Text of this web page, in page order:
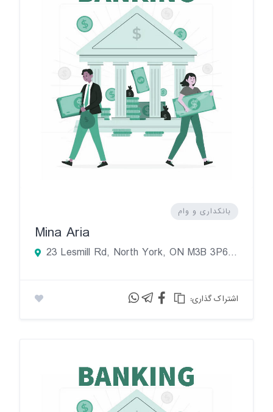
بانکداری و وام
Mina Aria
23 Lesmill Rd, North York, ON M3B 3P6, Canada
:اشتراک گذاری